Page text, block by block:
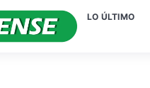
LO ÚLTIMO